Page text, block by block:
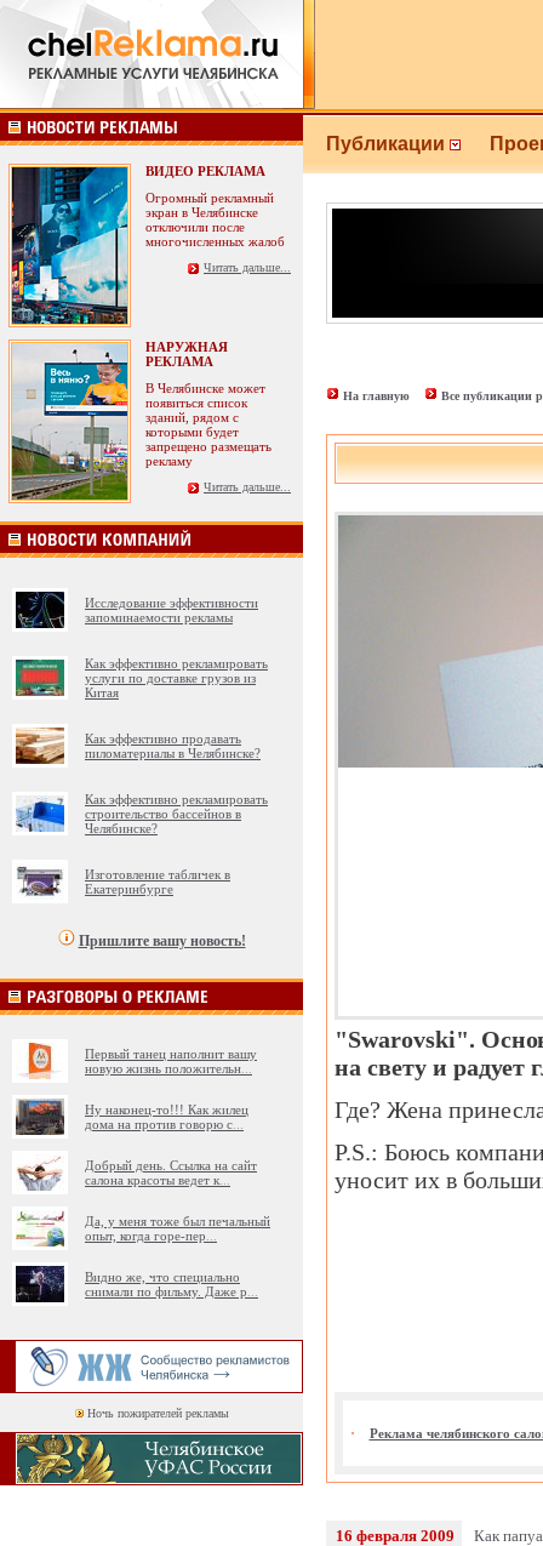
ВИДЕО РЕКЛАМА
Огромный рекламный
экран в Челябинске
отключили после
многочисленных жалоб
Читать дальше...
НАРУЖНАЯ
РЕКЛАМА
В Челябинске может
появиться список
зданий, рядом с
которыми будет
запрещено размещать
рекламу
Читать дальше...
Исследование эффективности
запоминаемости рекламы
Как эффективно рекламировать
услуги по доставке грузов из
Китая
Как эффективно продавать
пиломатериалы в Челябинске?
Как эффективно рекламировать
строительство бассейнов в
Челябинске?
Изготовление табличек в
Екатеринбурге
Пришлите вашу новость!
Первый танец наполнит вашу
новую жизнь положительн
Ну наконец-то!!! Как жилец
дома на против говорю с
Добрый день. Ссылка на сайт
салона красоты ведет к
Да, у меня тоже был печальный
опыт, когда горе-пер
Видно же, что специально
снимали по фильму. Даже р
Ночь пожирателей рекламы
Публикации
На главную Все публикации
"Swarovski".
на свету и радует
Где? Жена
P.S.: Боюсь
уносит их в
Реклама челябинского
16 февраля 2009 Как